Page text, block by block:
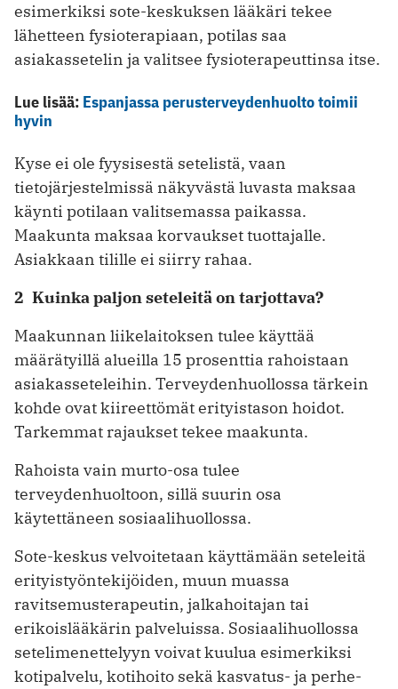
esimerkiksi sote-keskuksen lääkäri tekee
lähetteen fysioterapiaan, potilas saa
asiakassetelin ja valitsee fysioterapeuttinsa itse.
Lue lisää: Espanjassa perusterveydenhuolto toimii
hyvin
Kyse ei ole fyysisestä setelistä, vaan
tietojärjestelmissä näkyvästä luvasta maksaa
käynti potilaan valitsemassa paikassa.
Maakunta maksaa korvaukset tuottajalle.
Asiakkaan tilille ei siirry rahaa.
2 Kuinka paljon seteleitä on tarjottava?
Maakunnan liikelaitoksen tulee käyttää
määrätyillä alueilla 15 prosenttia rahoistaan
asiakasseteleihin. Terveydenhuollossa tärkein
kohde ovat kiireettömät erityistason hoidot.
Tarkemmat rajaukset tekee maakunta.
Rahoista vain murto-osa tulee
terveydenhuoltoon, sillä suurin osa
käytettäneen sosiaalihuollossa.
Sote-keskus velvoitetaan käyttämään seteleitä
erityistyöntekijöiden, muun muassa
ravitsemusterapeutin, jalka­hoitajan tai
erikoislääkärin palveluissa. Sosiaalihuollossa
setelimenettelyyn voivat kuulua esimerkiksi
kotipalvelu, kotihoito sekä kasvatus- ja perhe­